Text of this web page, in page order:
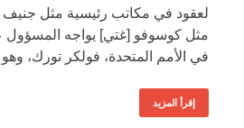
لعقود في مكاتب رئيسية مثل جنيف
مثل كوسوفو [غتي] يواجه المسؤول
في الأمم المتحدة، فولكر تورك،
إقرأ المزيد